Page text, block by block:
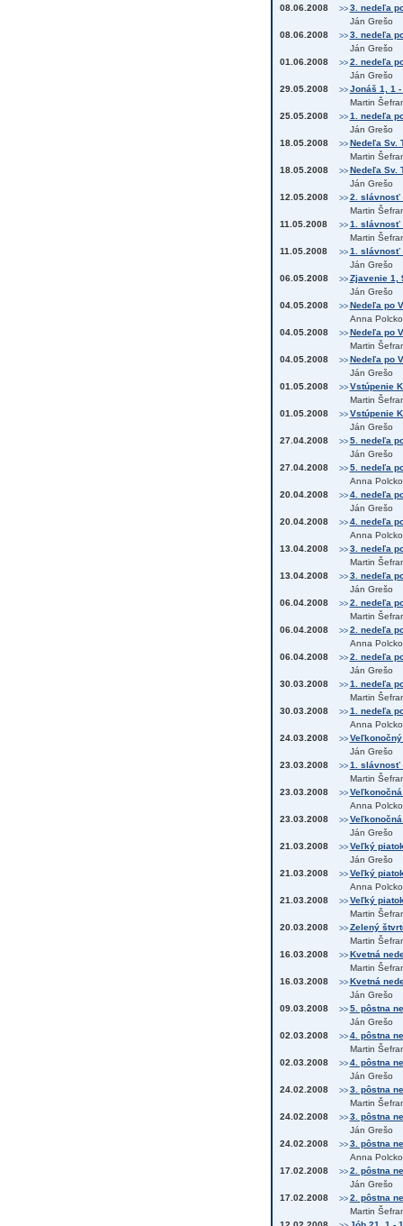
08.06.2008
>> 3. nedeľa
Ján Grešo
08.06.2008
>> 3. nedeľa
Ján Grešo
01.06.2008
>> 2. nedeľa
Ján Grešo
29.05.2008
>> Jonáš 1, 1 -
Martin
25.05.2008
>> 1. nedeľa
Ján Grešo
18.05.2008
>> Nedeľa Sv.
Martin
18.05.2008
>> Nedeľa Sv.
Ján Grešo
12.05.2008
>> 2. slávnosť
Martin
11.05.2008
>> 1. slávnosť
Martin
11.05.2008
>> 1. slávnosť
Ján Grešo
06.05.2008
>> Zjavenie 1,
Ján Grešo
04.05.2008
>> Nedeľa po
Anna
04.05.2008
>> Nedeľa po
Martin
04.05.2008
>> Nedeľa po
Ján Grešo
01.05.2008
>> Vstúpenie
Martin
01.05.2008
>> Vstúpenie
Ján Grešo
27.04.2008
>> 5. nedeľa
Ján Grešo
27.04.2008
>> 5. nedeľa
Anna
20.04.2008
>> 4. nedeľa
Ján Grešo
20.04.2008
>> 4. nedeľa
Anna
13.04.2008
>> 3. nedeľa
Martin
13.04.2008
>> 3. nedeľa
Ján Grešo
06.04.2008
>> 2. nedeľa
Martin
06.04.2008
>> 2. nedeľa
Anna
06.04.2008
>> 2. nedeľa
Ján Grešo
30.03.2008
>> 1. nedeľa
Martin
30.03.2008
>> 1. nedeľa
Anna
24.03.2008
>>
Ján Grešo
23.03.2008
>> 1. slávnosť
Martin
23.03.2008
>>
Anna
23.03.2008
>>
Ján Grešo
21.03.2008
>> Veľký
Ján Grešo
21.03.2008
>> Veľký
Anna
21.03.2008
>> Veľký
Martin
20.03.2008
>> Zelený
Martin
16.03.2008
>> Kvetná
Martin
16.03.2008
>> Kvetná
Ján Grešo
09.03.2008
>> 5. pôstna
Ján Grešo
02.03.2008
>> 4. pôstna
Martin
02.03.2008
>> 4. pôstna
Ján Grešo
24.02.2008
>> 3. pôstna
Martin
24.02.2008
>> 3. pôstna
Ján Grešo
24.02.2008
>> 3. pôstna
Anna
17.02.2008
>> 2. pôstna
Ján Grešo
17.02.2008
>> 2. pôstna
Martin